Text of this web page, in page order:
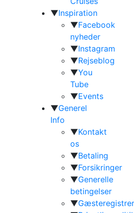
▼Inspiration
▼Facebook
nyheder
▼Instagram
▼Rejseblog
▼You
Tube
▼Events
▼Generel
Info
▼Kontakt
os
▼Betaling
▼Forsikringer
▼Generelle
betingelser
▼